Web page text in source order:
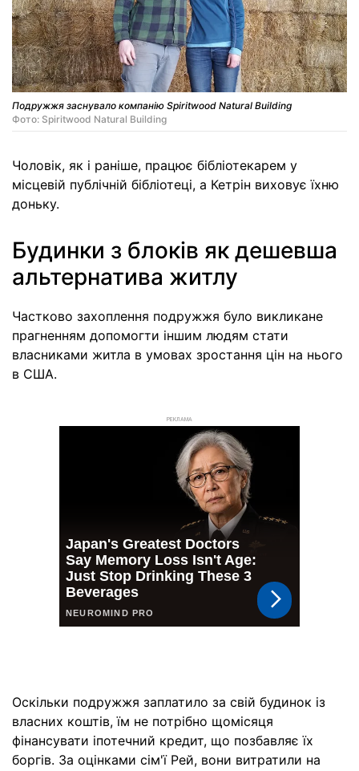
Подружжя заснувало компанію Spiritwood Natural Building
Фото: Spiritwood Natural Building
Чоловік, як і раніше, працює бібліотекарем у
місцевій публічній бібліотеці, а Кетрін виховує їхню
доньку.
Будинки з блоків як дешевша
альтернатива житлу
Частково захоплення подружжя було викликане
прагненням допомогти іншим людям стати
власниками житла в умовах зростання цін на нього
в США.
РЕКЛАМА
Оскільки подружжя заплатило за свій будинок із
власних коштів, їм не потрібно щомісяця
фінансувати іпотечний кредит, що позбавляє їх
боргів. За оцінками сім'ї Рей, вони витратили на